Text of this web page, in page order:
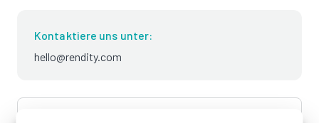
Kontaktiere uns unter:
hello@rendity.com
language